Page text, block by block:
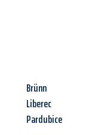
Brünn
Liberec
Pardubice